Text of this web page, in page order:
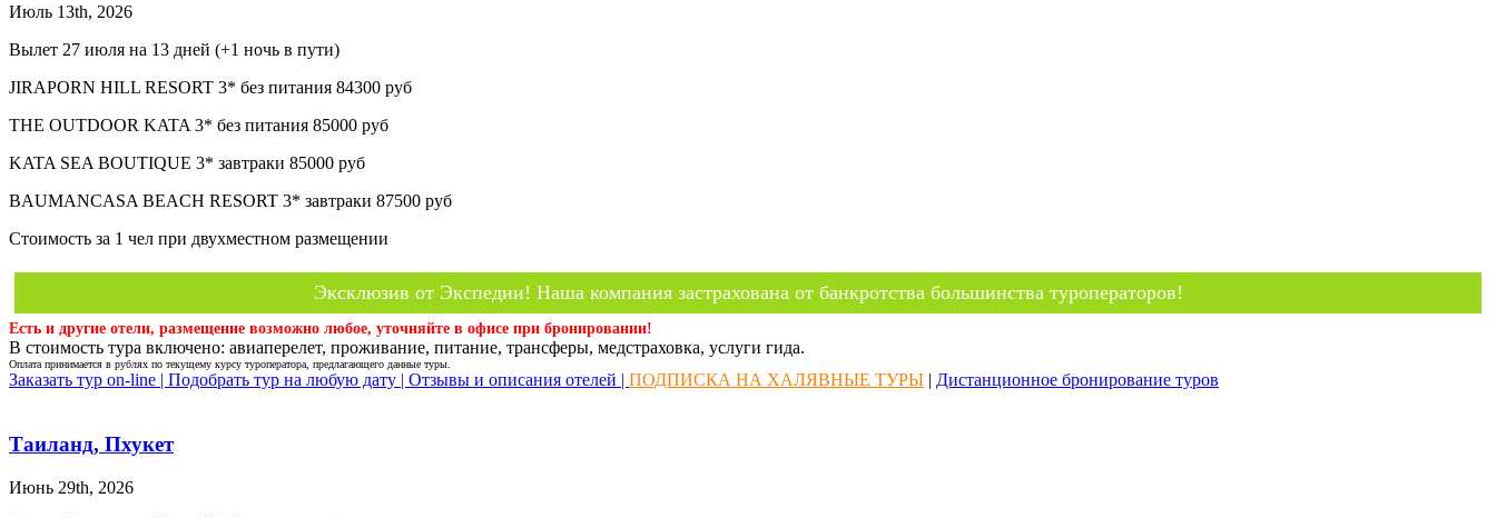
Июль 13th, 2026
Вылет 27 июля на 13 дней (+1 ночь в пути)
JIRAPORN HILL RESORT 3* без питания 84300 руб
THE OUTDOOR KATA 3* без питания 85000 руб
KATA SEA BOUTIQUE 3* завтраки 85000 руб
BAUMANCASA BEACH RESORT 3* завтраки 87500 руб
Стоимость за 1 чел при двухместном размещении
Эксклюзив от Экспедии! Наша компания застрахована от банкротства большинства туроператоров!
Есть и другие отели, размещение возможно любое, уточняйте в офисе при бронировании!
В стоимость тура включено: авиаперелет, проживание, питание, трансферы, медстраховка, услуги гида.
Оплата принимается в рублях по текущему курсу туроператора, предлагающего данные туры.
Заказать тур on-line | Подобрать тур на любую дату | Отзывы и описания отелей | ПОДПИСКА НА ХАЛЯВНЫЕ ТУРЫ | Дистанционное бронирование туров
Таиланд, Пхукет
Июнь 29th, 2026